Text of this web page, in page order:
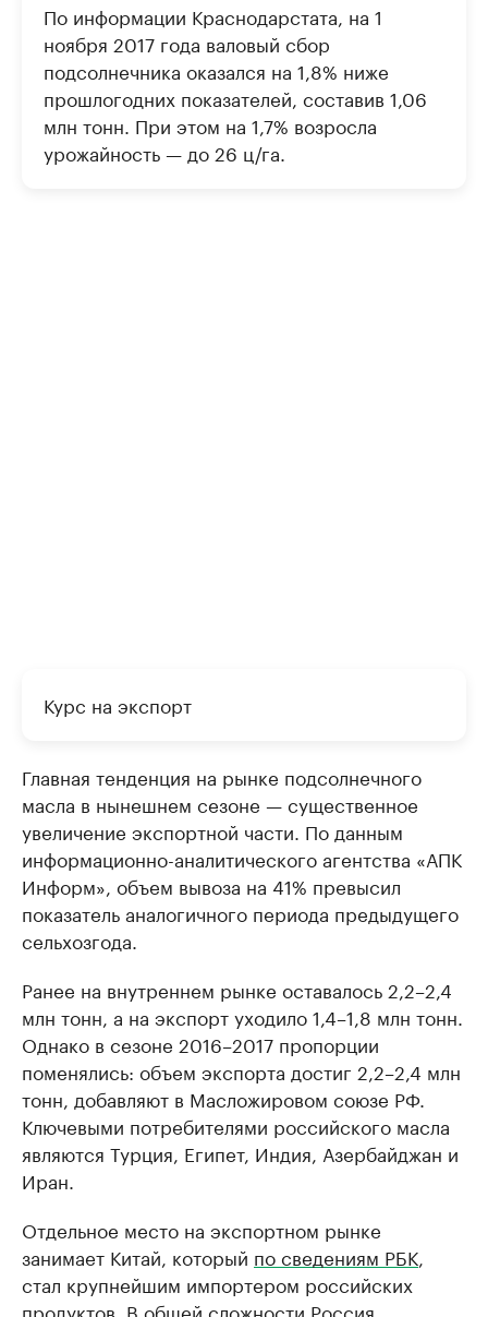
По информации Краснодарстата, на 1
ноября 2017 года валовый сбор
подсолнечника оказался на 1,8% ниже
прошлогодних показателей, составив 1,06
млн тонн. При этом на 1,7% возросла
урожайность — до 26 ц/га.
Курс на экспорт
Главная тенденция на рынке подсолнечного
масла в нынешнем сезоне — существенное
увеличение экспортной части. По данным
информационно-аналитического агентства «АПК
Информ», объем вывоза на 41% превысил
показатель аналогичного периода предыдущего
сельхозгода.
Ранее на внутреннем рынке оставалось 2,2–2,4
млн тонн, а на экспорт уходило 1,4–1,8 млн тонн.
Однако в сезоне 2016–2017 пропорции
поменялись: объем экспорта достиг 2,2–2,4 млн
тонн, добавляют в Масложировом союзе РФ.
Ключевыми потребителями российского масла
являются Турция, Египет, Индия, Азербайджан и
Иран.
Отдельное место на экспортном рынке
занимает Китай, который по сведениям РБК,
стал крупнейшим импортером российских
продуктов. В общей сложности Россия